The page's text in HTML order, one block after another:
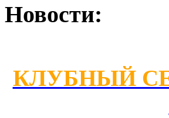
Новости:
КЛУБНЫЙ